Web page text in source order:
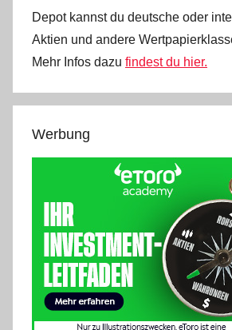
Depot kannst du deutsche oder
Aktien und andere
Mehr Infos dazu findest du hier.
Werbung